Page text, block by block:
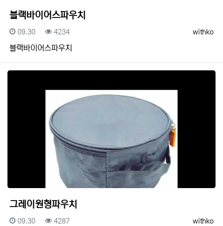
블랙바이어스파우치
등록자
withko
등록일
09.30 조회
4234
블랙바이어스파우치
그레이원형파우치
등록자
withko
등록일
09.30 조회
4287